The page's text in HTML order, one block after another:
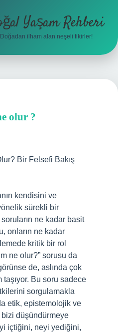
Yaşam Rehberi
Doğadan ilham alan neşeli fikirler!
olur ?
Bir Felsefi Bakış
kendisini ve
sürekli bir
soruların ne kadar basit
onların ne kadar
kritik bir rol
ne olur?” sorusu da
de, aslında çok
Bu soru sadece
sorgulamakla
etik, epistemolojik ve
düşündürmeye
içtiğini, neyi yediğini,